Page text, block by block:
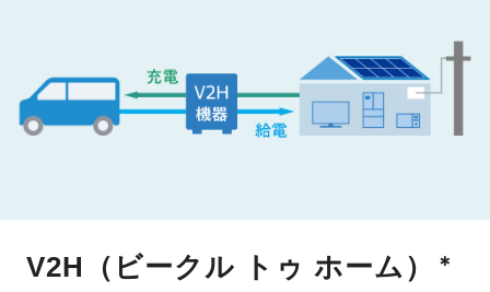
V2H（ビークル トゥ ホーム） ＊